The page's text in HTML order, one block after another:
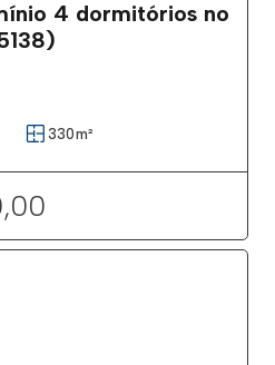
4 dormitórios no
330m²